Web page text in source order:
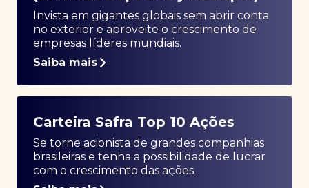
Invista em gigantes globais sem abrir conta
no exterior e aproveite o crescimento de
empresas líderes mundiais.
Saiba mais
Carteira Safra Top 10 Ações
Se torne acionista de grandes companhias
brasileiras e tenha a possibilidade de lucrar
com o crescimento das ações.